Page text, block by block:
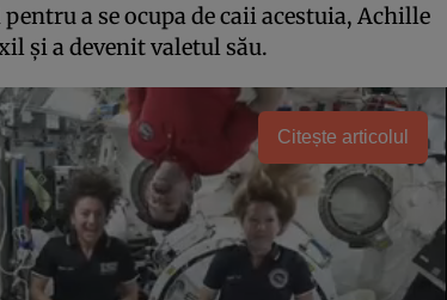
a se ocupa de caii acestuia, Achille
şi a devenit valetul său.
Citește articolul